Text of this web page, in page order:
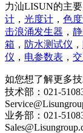
力汕LISUN的主
计 ， 光度计 ， 色
击浪涌发生器 ，
箱 ， 防水测试仪 ，
仪 ， 电参数表 ，
如您想了解更多
技术部：021-
业务部：021-